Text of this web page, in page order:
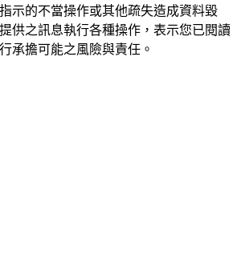
示的不當操作或其他疏失造成資料毀
供之訊息執行各種操作，表示您已閱讀
承擔可能之風險與責任。